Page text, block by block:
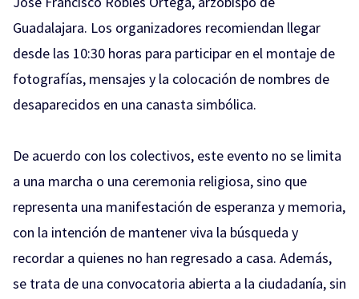
Guadalajara. Los organizadores recomiendan llegar
desde las 10:30 horas para participar en el montaje de
fotografías, mensajes y la colocación de nombres de
desaparecidos en una canasta simbólica.
De acuerdo con los colectivos, este evento no se limita
a una marcha o una ceremonia religiosa, sino que
representa una manifestación de esperanza y memoria,
con la intención de mantener viva la búsqueda y
recordar a quienes no han regresado a casa. Además,
se trata de una convocatoria abierta a la ciudadanía, sin